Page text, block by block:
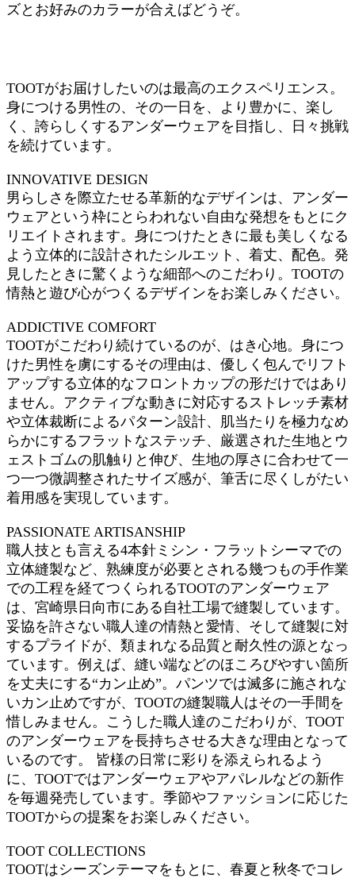
ズとお好みのカラーが合えばどうぞ。
TOOTがお届けしたいのは最高のエクスペリエンス。
身につける男性の、その一日を、より豊かに、楽し
く、誇らしくするアンダーウェアを目指し、日々挑戦
を続けています。
INNOVATIVE DESIGN
男らしさを際立たせる革新的なデザインは、アンダー
ウェアという枠にとらわれない自由な発想をもとにク
リエイトされます。身につけたときに最も美しくなる
よう立体的に設計されたシルエット、着丈、配色。発
見したときに驚くような細部へのこだわり。TOOTの
情熱と遊び心がつくるデザインをお楽しみください。
ADDICTIVE COMFORT
TOOTがこだわり続けているのが、はき心地。身につ
けた男性を虜にするその理由は、優しく包んでリフト
アップする立体的なフロントカップの形だけではあり
ません。アクティブな動きに対応するストレッチ素材
や立体裁断によるパターン設計、肌当たりを極力なめ
らかにするフラットなステッチ、厳選された生地とウ
ェストゴムの肌触りと伸び、生地の厚さに合わせて一
つ一つ微調整されたサイズ感が、筆舌に尽くしがたい
着用感を実現しています。
PASSIONATE ARTISANSHIP
職人技とも言える4本針ミシン・フラットシーマでの
立体縫製など、熟練度が必要とされる幾つもの手作業
での工程を経てつくられるTOOTのアンダーウェア
は、宮崎県日向市にある自社工場で縫製しています。
妥協を許さない職人達の情熱と愛情、そして縫製に対
するプライドが、類まれなる品質と耐久性の源となっ
ています。例えば、縫い端などのほころびやすい箇所
を丈夫にする“カン止め”。パンツでは滅多に施されな
いカン止めですが、TOOTの縫製職人はその一手間を
惜しみません。こうした職人達のこだわりが、TOOT
のアンダーウェアを長持ちさせる大きな理由となって
いるのです。 皆様の日常に彩りを添えられるよう
に、TOOTではアンダーウェアやアパレルなどの新作
を毎週発売しています。季節やファッションに応じた
TOOTからの提案をお楽しみください。
TOOT COLLECTIONS
TOOTはシーズンテーマをもとに、春夏と秋冬でコレ